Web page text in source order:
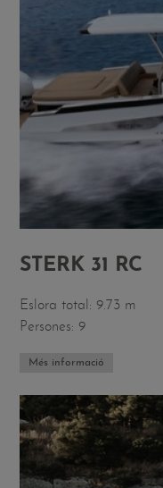
STERK 31 RC
Eslora total: 9.73 m
Persones: 9
Més informació